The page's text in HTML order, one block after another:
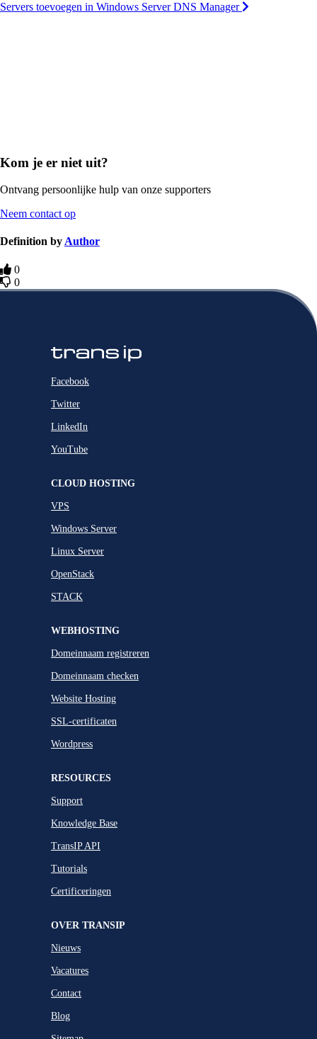
Servers toevoegen in Windows Server DNS Manager
Kom je er niet uit?
Ontvang persoonlijke hulp van onze supporters
Neem contact op
Definition byAuthor
0
0
Facebook
Twitter
LinkedIn
YouTube
CLOUD HOSTING
VPS
Windows Server
Linux Server
OpenStack
STACK
WEBHOSTING
Domeinnaam registreren
Domeinnaam checken
Website Hosting
SSL-certificaten
Wordpress
RESOURCES
Support
Knowledge Base
TransIP API
Tutorials
Certificeringen
OVER TRANSIP
Nieuws
Vacatures
Contact
Blog